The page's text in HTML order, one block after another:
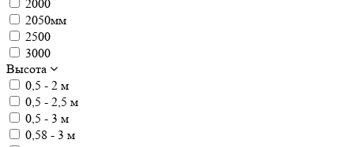
2000
2050мм
2500
3000
Высота
0,5 - 2 м
0,5 - 2,5 м
0,5 - 3 м
0,58 - 3 м